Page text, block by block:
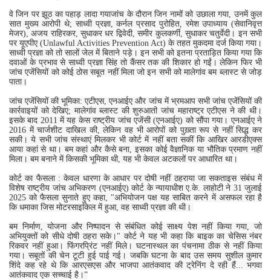
वे जिन पर झूठ का पहाड़ लादा गयाजांच के दौरान जिन नामों को उछाला गया, उनमें कुल
सात मुख्य आरोपी थे; साध्वी प्रज्ञा, कर्नल प्रसाद पुरोहित, रमेश उपाध्याय (सेवानिवृत्त
मेजर), अजय राहिरकर, सुधाकर धर द्व‍िवेदी, समीर कुलकर्णी, सुधाकर चतुर्वेदी। इन सभी
पर यूएपीए (Unlawful Activities Prevention Act) के तहत मुकदमा दर्ज किया गया।
साध्वी प्रज्ञा को तो सालों जेल में बिताने पड़े। इन सभी को इतना प्रताड़‍ित किया गया कि
दवाओं के प्रभाव से साध्‍वी प्रज्ञा सिंह तो कैंसर तक की शिकार हो गईं। लेकिन फिर भी
जांच एजेंसियों को कोई ठोस सबूत नहीं मिला जो इन सभी को मालेगांव बम ब्‍लास्‍ट से जोड़
पाता।
जांच एजेंसियों की भूमिका: एटीएस, एनआईए और जांच में भ्रमआप सभी जांच एजेंसियों की
कार्रवाइयों को देखिए; मालेगांव ब्लास्ट की शुरुआती जांच महाराष्ट्र एटीएस ने की थी।
इसके बाद 2011 में यह केस राष्ट्रीय जांच एजेंसी (एनआईए) को सौंपा गया। एनआईए ने
2016 में चार्जशीट दाखिल की, लेकिन वह भी आरोपों को पुख़्ता रूप से नहीं सिद्ध कर
सकी। ये सभी जांच संस्‍थाएं मिलकर भी कोर्ट में नहीं बता सकीं कि आखिर आरडीएक्‍स
आया कहां से था। बम कहां और कैसे बना, इसका कोई वैज्ञानिक या भौतिक प्रमाण नहीं
मिला। बम बनाने में किसकी भूमिका थी, यह भी केवल अटकलों पर आधारित था।
कोर्ट का फैसला : केवल धारणा के आधार पर दोषी नहीं ठहराया जा सकताइस संबंध में
विशेष राष्‍ट्रीय जांच अभिकरण (एनआईए) कोर्ट के न्यायाधीश ए.के. लाहोटी ने 31 जुलाई
2025 को फैसला सुनाते हुए कहा, "अभियोजन पक्ष यह साबित करने में असफल रहा है
कि धमाका जिस मोटरसाइकिल में हुआ, वह साध्वी प्रज्ञा की थी।
बम निर्माण, योजना और निष्पादन से संबंधित कोई साक्ष्य पेश नहीं किया गया, जो
अभियुक्तों को सीधे दोषी ठहरा सके।" कोर्ट ने यह भी कहा कि बाइक का चेसिस नंबर
रिकवर नहीं हुआ। फिंगरप्रिंट नहीं मिले। घटनास्थल का पंचनामा ठीक से नहीं किया
गया। सबूतों की चेन टूटी हुई पाई गई। जबकि घटना के बाद उस समय सुशील कुमार
शिंदे कह रहे थे कि आरएसएस और भाजपा आतंकवाद की ट्रेनिंग दे रही हैं... भगवा
आतंकवाद एक सच्चाई है।”